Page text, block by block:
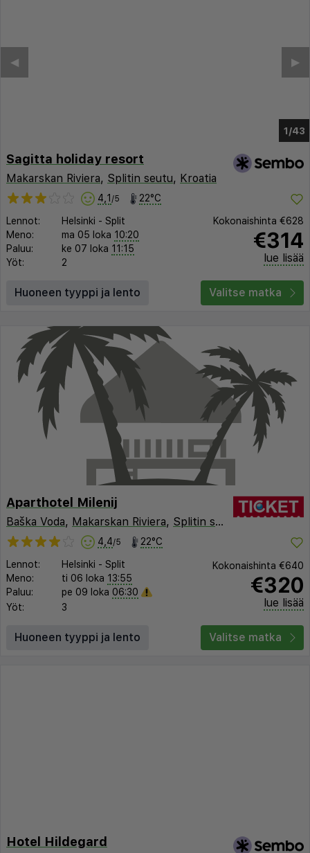
1/39
▶︎
◀︎
Sagitta holiday resort
Makarskan Riviera, Splitin seutu, Kroatia
4,1 /5 22°C
Lennot: Helsinki - Split
Meno:
ma 05 loka 10:20
Paluu:
ke 07 loka 11:15
Yöt:
2
Kokonaishinta €628
€314
lue lisää
Huoneen tyyppi ja lento Valitse matka
Aparthotel Milenij
Baška Voda, Makarskan Riviera, Splitin seutu ,Kroatia
4,4/5 22°C
Lennot: Helsinki - Split
Meno:
ti 06 loka 13:55
Paluu:
pe 09 loka 06:30
Yöt:
3
Kokonaishinta €640
€320
lue lisää
Huoneen tyyppi ja lento Valitse matka
Hotel Hildegard